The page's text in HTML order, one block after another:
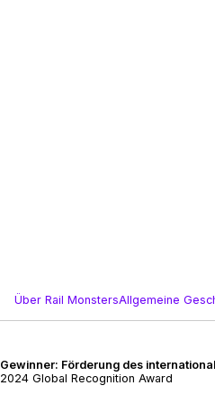
Über Rail MonstersAllgemeine
Gewinner: Förderung des
2024 Global Recognition Award